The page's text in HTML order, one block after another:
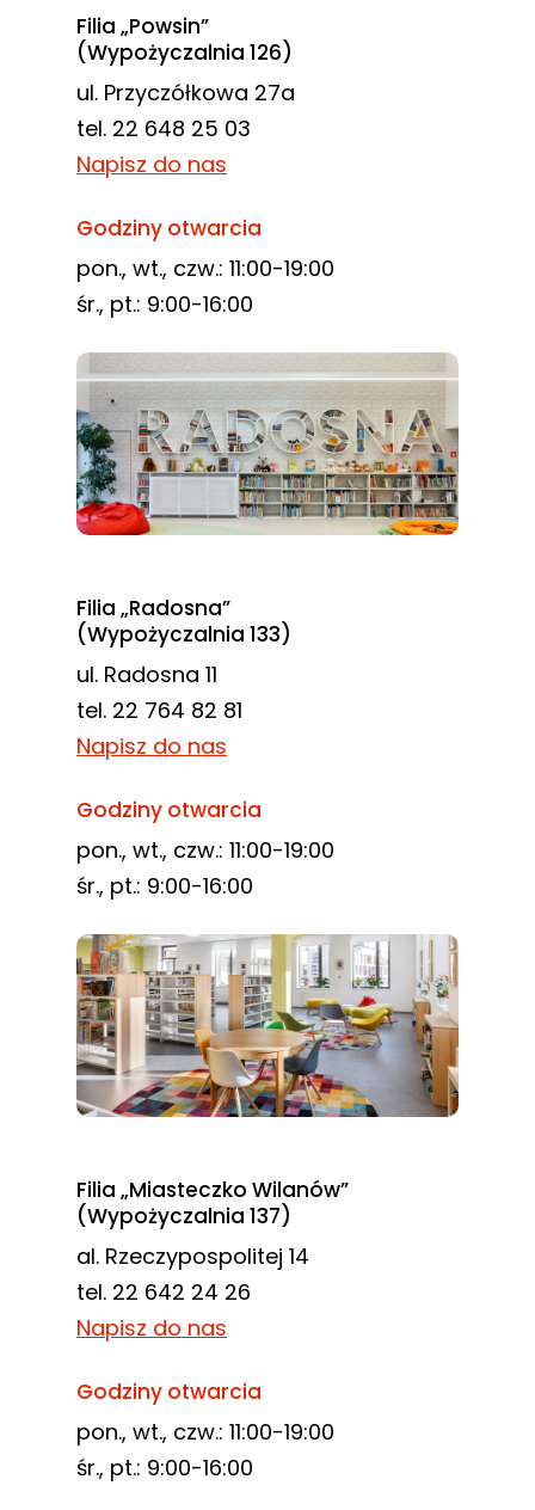
Filia „Powsin”
(Wypożyczalnia 126)
ul. Przyczółkowa 27a
tel. 22 648 25 03
Napisz do nas
Godziny otwarcia
pon., wt., czw.: 11:00-19:00
śr., pt.: 9:00-16:00
Filia „Radosna”
(Wypożyczalnia 133)
ul. Radosna 11
tel. 22 764 82 81
Napisz do nas
Godziny otwarcia
pon., wt., czw.: 11:00-19:00
śr., pt.: 9:00-16:00
Filia „Miasteczko Wilanów”
(Wypożyczalnia 137)
al. Rzeczypospolitej 14
tel. 22 642 24 26
Napisz do nas
Godziny otwarcia
pon., wt., czw.: 11:00-19:00
śr., pt.: 9:00-16:00